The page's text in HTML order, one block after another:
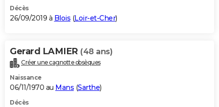
Décès
26/09/2019 à Blois (Loir-et-Cher)
Gerard LAMIER (48 ans)
Créer une cagnotte obsèques
Naissance
06/11/1970 au Mans (Sarthe)
Décès